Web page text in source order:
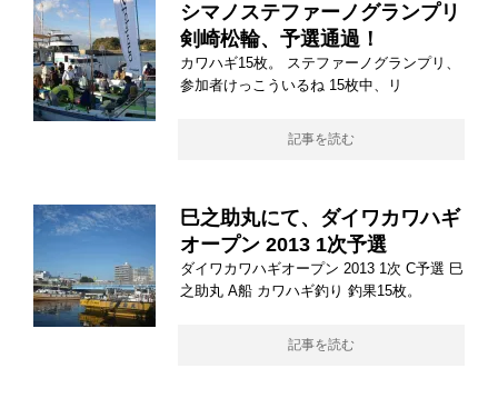
シマノステファーノグランプリ
剣崎松輪、予選通過！
カワハギ15枚。 ステファーノグランプリ、
参加者けっこういるね 15枚中、リ
記事を読む
巳之助丸にて、ダイワカワハギ
オープン 2013 1次予選
ダイワカワハギオープン 2013 1次 C予選 巳
之助丸 A船 カワハギ釣り 釣果15枚。
記事を読む